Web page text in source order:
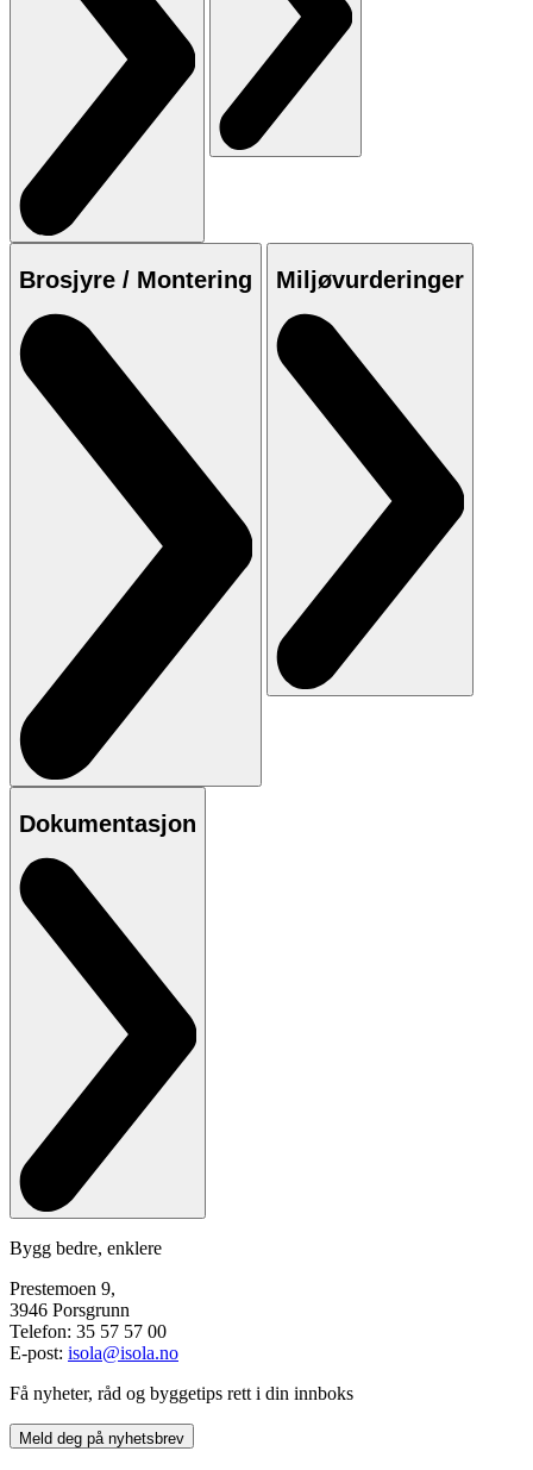
Brosjyre / Montering Miljøvurderinger
Dokumentasjon
Bygg bedre, enklere
Prestemoen 9,
3946 Porsgrunn
Telefon: 35 57 57 00
E-post: isola@isola.no
Få nyheter, råd og byggetips rett i din innboks
Meld deg på nyhetsbrev